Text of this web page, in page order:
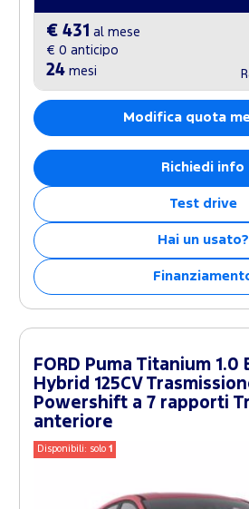
€ 431
al mese
€ 0 anticipo
24 mesi
Modifica quota
Richiedi info
Test drive
Hai un usato?
FORD Puma Titanium 1.0
Hybrid 125CV
Powershift a 7 rapporti
anteriore
Disponibili: solo1